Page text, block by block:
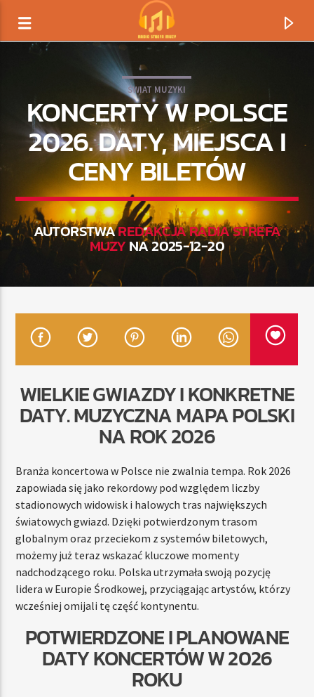
TERAZ GRAMY
TYTUŁ
RADIO STREFA MUZY
00:00 24:00
Radio Strefa Muzy
ŚWIAT MUZYKI
KONCERTY W POLSCE
2026. DATY, MIEJSCA I
CENY BILETÓW
AUTORSTWAREDAKCJA RADIA STREFA
MUZYNA 2025-12-20
WIELKIE GWIAZDY I KONKRETNE
DATY. MUZYCZNA MAPA POLSKI
NA ROK 2026
Branża koncertowa w Polsce nie zwalnia tempa. Rok 2026
zapowiada się jako rekordowy pod względem liczby
stadionowych widowisk i halowych tras największych
światowych gwiazd. Dzięki potwierdzonym trasom
globalnym oraz przeciekom z systemów biletowych,
możemy już teraz wskazać kluczowe momenty
nadchodzącego roku. Polska utrzymała swoją pozycję
lidera w Europie Środkowej, przyciągając artystów, którzy
wcześniej omijali tę część kontynentu.
POTWIERDZONE I PLANOWANE
DATY KONCERTÓW W 2026
ROKU